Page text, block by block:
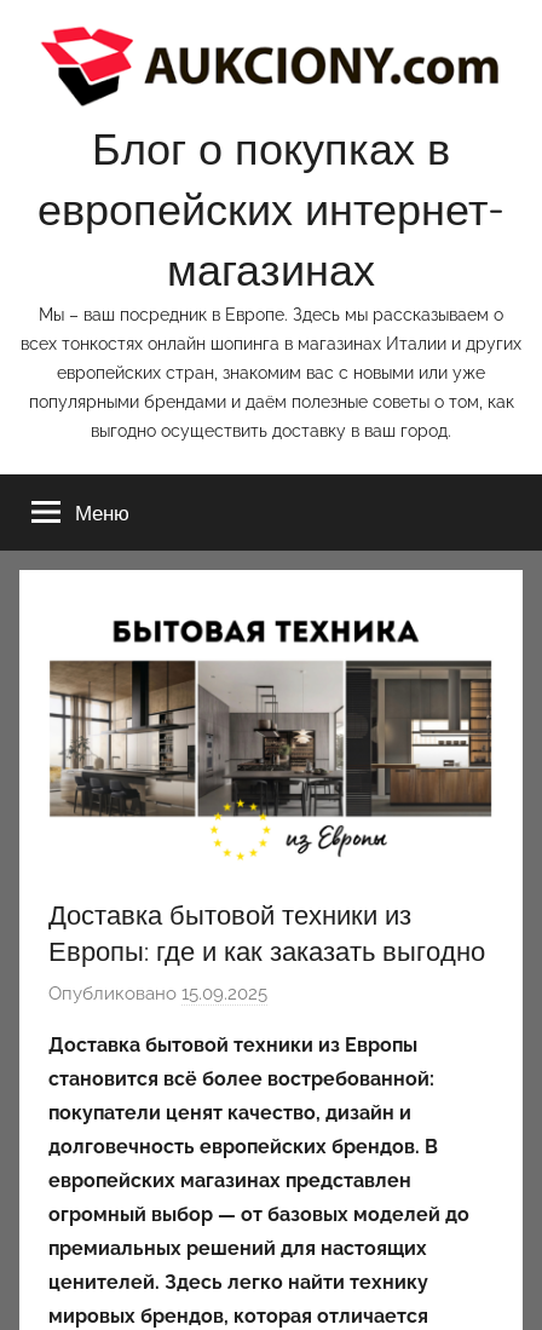
содержимому
Блог о покупках в
европейских интернет-
магазинах
Мы – ваш посредник в Европе. Здесь мы рассказываем о
всех тонкостях онлайн шопинга в магазинах Италии и других
европейских стран, знакомим вас с новыми или уже
популярными брендами и даём полезные советы о том, как
выгодно осуществить доставку в ваш город.
Меню
Доставка бытовой техники из
Европы: где и как заказать выгодно
Опубликовано 15.09.2025
т
о
р
о
м
a
u
k
c
Доставка бытовой техники из Европы
становится всё более востребованной:
покупатели ценят качество, дизайн и
долговечность европейских брендов. В
европейских магазинах представлен
огромный выбор — от базовых моделей до
премиальных решений для настоящих
ценителей. Здесь легко найти технику
мировых брендов, которая отличается